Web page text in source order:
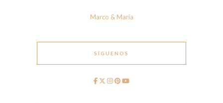
Marco & María
SÍGUENOS